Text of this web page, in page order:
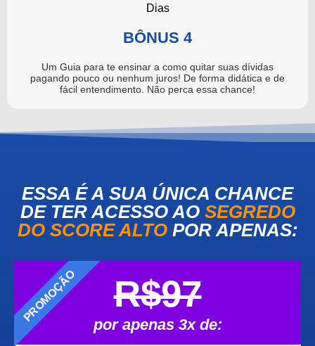
BÔNUS 4
Um Guia para te ensinar a como quitar suas dívidas
pagando pouco ou nenhum juros! De forma didática e de
fácil entendimento. Não perca essa chance!
ESSA É A SUA ÚNICA CHANCE
DE TER ACESSO AO SEGREDO
DO SCORE ALTOPOR APENAS:
R$97
por apenas 3x de:
PROMOÇÃO